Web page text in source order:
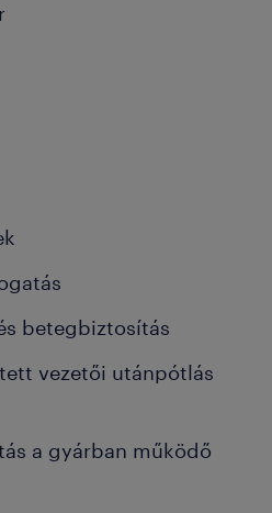
betegbiztosítás
vezetői utánpótlás
a gyárban működő